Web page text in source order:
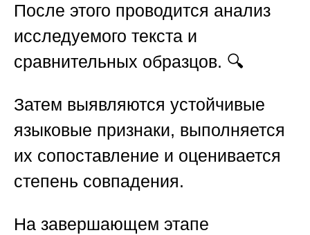
После этого проводится анализ
исследуемого текста и
сравнительных образцов. 🔍
Затем выявляются устойчивые
языковые признаки, выполняется
их сопоставление и оценивается
степень совпадения.
На завершающем этапе